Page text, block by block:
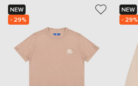
NEW
- 29%
NEW
- 29%